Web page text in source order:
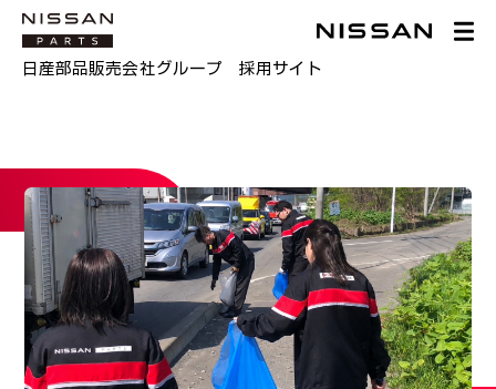
日産部品販売会社グループ 採用サイト